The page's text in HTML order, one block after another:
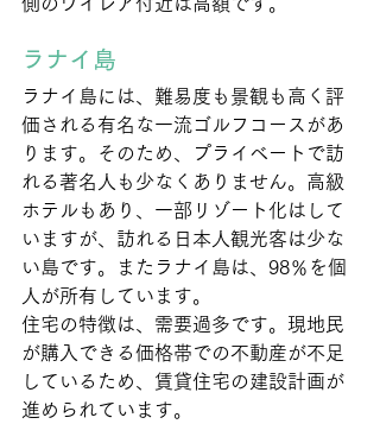
側のワイレア付近は高額です。
ラナイ島
ラナイ島には、難易度も景観も高く評
価される有名な一流ゴルフコースがあ
ります。そのため、プライベートで訪
れる著名人も少なくありません。高級
ホテルもあり、一部リゾート化はして
いますが、訪れる日本人観光客は少な
い島です。またラナイ島は、98％を個
人が所有しています。
住宅の特徴は、需要過多です。現地民
が購入できる価格帯での不動産が不足
しているため、賃貸住宅の建設計画が
進められています。